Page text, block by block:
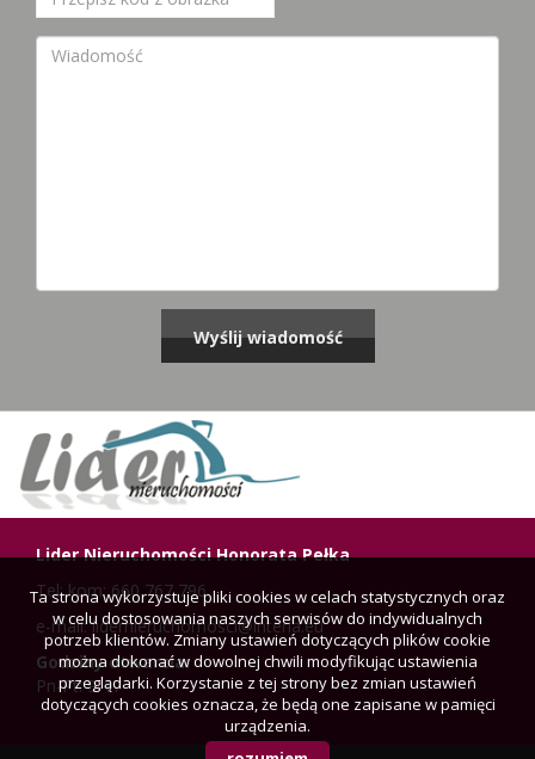
Lider Nieruchomości Honorata Pełka
Tel: kom: 660 767 796
e-mail: lidernieruchomosci@interia.eu
Godziny otwarcia:
Pn-Pt: 9-17
Ta strona wykorzystuje pliki cookies w celach statystycznych oraz
w celu dostosowania naszych serwisów do indywidualnych
potrzeb klientów. Zmiany ustawień dotyczących plików cookie
można dokonać w dowolnej chwili modyfikując ustawienia
przeglądarki. Korzystanie z tej strony bez zmian ustawień
dotyczących cookies oznacza, że będą one zapisane w pamięci
urządzenia.